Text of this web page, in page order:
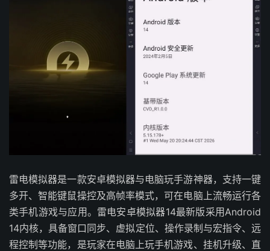
雷电模拟器是一款安卓模拟器与电脑玩手游神器，支持一键
多开、智能键鼠操控及高帧率模式，可在电脑上流畅运行各
类手机游戏与应用。雷电安卓模拟器14最新版采用Android
14内核，具备窗口同步、虚拟定位、操作录制与宏指令、远
程控制等功能，是玩家在电脑上玩手机游戏、挂机升级、直